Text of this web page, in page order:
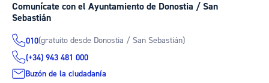
Comunícate con el Ayuntamiento de Donostia / San
Sebastián
010(gratuito desde Donostia / San Sebastián)
(+34) 943 481 000
Buzón de la ciudadanía